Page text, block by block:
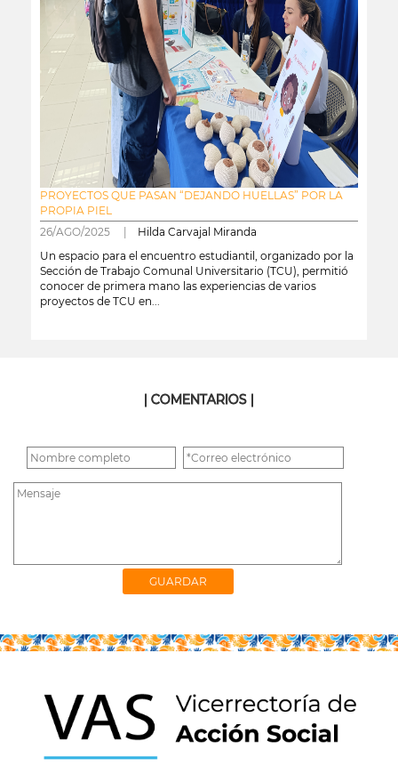
PROYECTOS QUE PASAN “DEJANDO HUELLAS” POR LA
PROPIA PIEL
26/AGO/2025 | Hilda Carvajal Miranda
Un espacio para el encuentro estudiantil, organizado por la
Sección de Trabajo Comunal Universitario (TCU), permitió
conocer de primera mano las experiencias de varios
proyectos de TCU en...
| COMENTARIOS |